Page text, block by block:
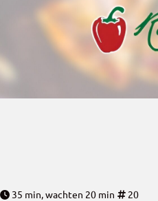
35 min, wachten 20 min 20